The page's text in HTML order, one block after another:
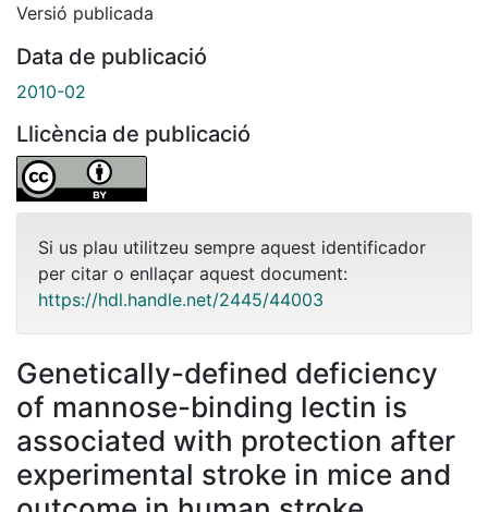
Versió publicada
Data de publicació
2010-02
Llicència de publicació
Si us plau utilitzeu sempre aquest identificador
per citar o enllaçar aquest document:
https://hdl.handle.net/2445/44003
Genetically-defined deficiency
of mannose-binding lectin is
associated with protection after
experimental stroke in mice and